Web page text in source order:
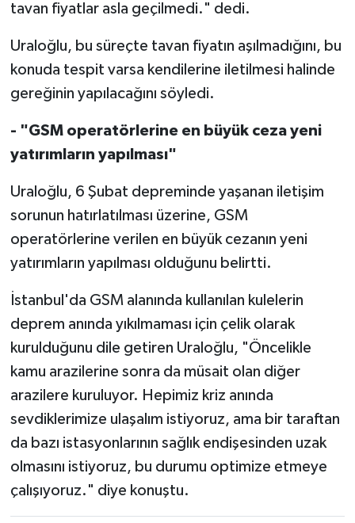
tavan fiyatlar asla geçilmedi." dedi.
Uraloğlu, bu süreçte tavan fiyatın aşılmadığını, bu
konuda tespit varsa kendilerine iletilmesi halinde
gereğinin yapılacağını söyledi.
- "GSM operatörlerine en büyük ceza yeni
yatırımların yapılması"
Uraloğlu, 6 Şubat depreminde yaşanan iletişim
sorunun hatırlatılması üzerine, GSM
operatörlerine verilen en büyük cezanın yeni
yatırımların yapılması olduğunu belirtti.
İstanbul'da GSM alanında kullanılan kulelerin
deprem anında yıkılmaması için çelik olarak
kurulduğunu dile getiren Uraloğlu, "Öncelikle
kamu arazilerine sonra da müsait olan diğer
arazilere kuruluyor. Hepimiz kriz anında
sevdiklerimize ulaşalım istiyoruz, ama bir taraftan
da bazı istasyonlarının sağlık endişesinden uzak
olmasını istiyoruz, bu durumu optimize etmeye
çalışıyoruz." diye konuştu.